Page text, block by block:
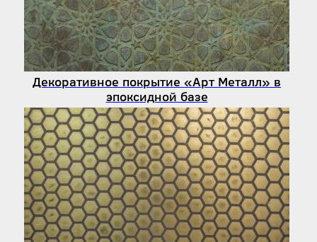
Декоративное покрытие «Арт Металл» в
эпоксидной базе